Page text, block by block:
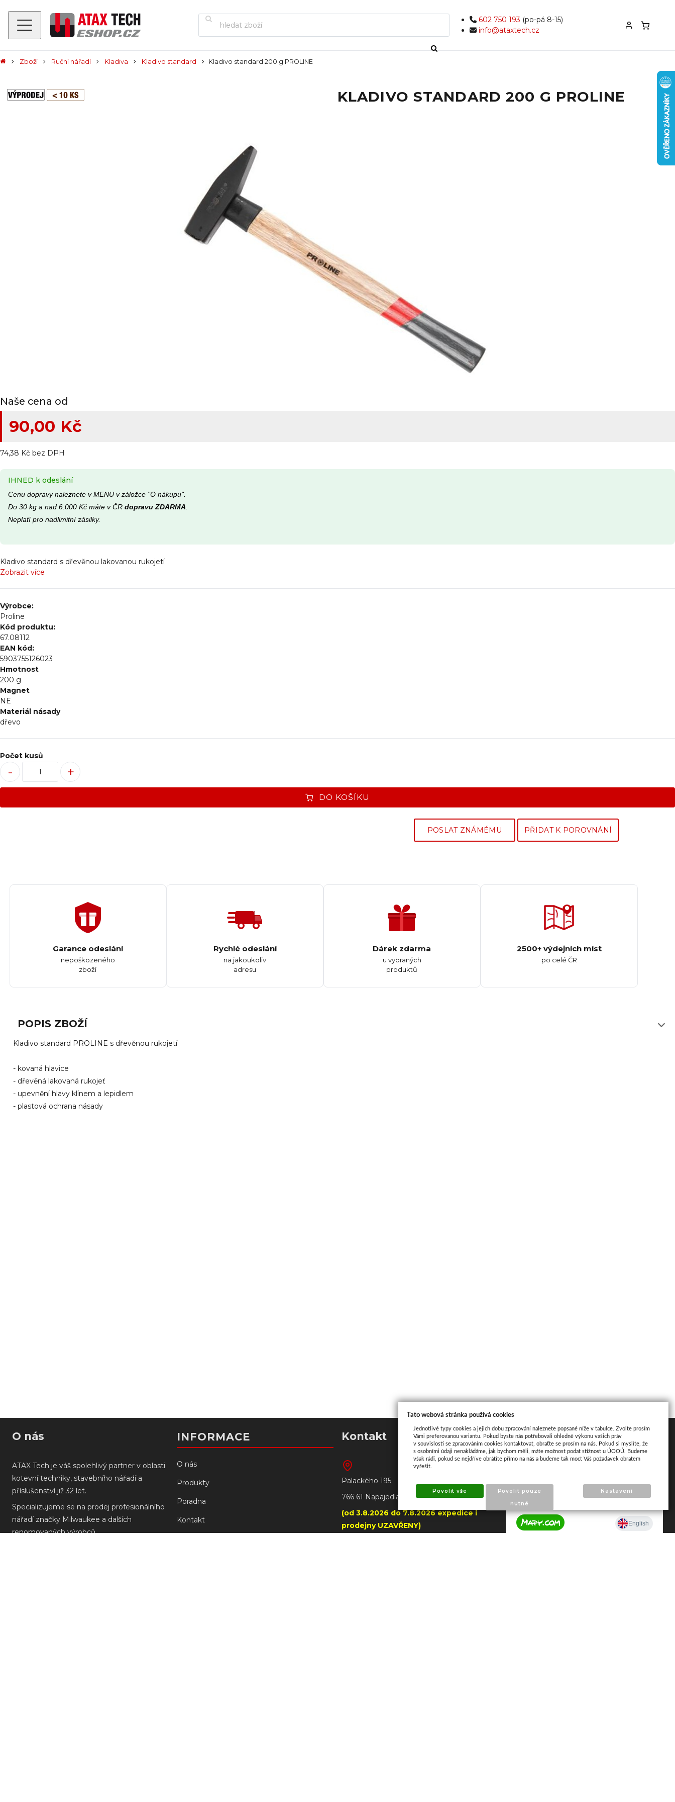
602 750 193 (po-pá 8-15)
info@ataxtech.cz
Zboží Ruční nářadí Kladiva Kladivo standard Kladivo standard 200 g PROLINE
KLADIVO STANDARD 200 G PROLINE
Naše cena od
90,00 Kč
74,38 Kč bez DPH
IHNED k odeslání
Cenu dopravy naleznete v MENU v záložce "O nákupu".
Do 30 kg a nad 6.000 Kč máte v ČR dopravu ZDARMA
Neplatí pro nadlimitní zásilky.
Kladivo standard s dřevěnou lakovanou rukojetí
Zobrazit více
Výrobce:
Proline
Kód produktu:
67.08112
EAN kód:
5903755126023
Hmotnost
200 g
Magnet
NE
Materiál násady
dřevo
DO KOŠÍKU
Počet kusů
+
-
POSLAT ZNÁMÉMU PŘIDAT K POROVNÁNÍ
Garance odeslání
nepoškozeného
zboží
Rychlé odeslání
na jakoukoliv
adresu
Dárek zdarma
u vybraných
produktů
2500+ výdejních míst
po celé ČR
POPIS ZBOŽÍ
Kladivo standard PROLINE s dřevěnou rukojetí
- kovaná hlavice
- dřevěná lakovaná rukojeť
- upevnění hlavy klínem a lepidlem
- plastová ochrana násady
O nás
ATAX Tech je váš spolehlivý partner v oblasti
kotevní techniky, stavebního nářadí a
příslušenství již 32 let.
Specializujeme se na prodej profesionálního
nářadí značky Milwaukee a dalších
renomovaných výrobců.
INFORMACE
O nás
Produkty
Poradna
Kontakt
Kontakt
Palackého 195
766 61 Napajedla
(od 3.8.2026 do 7.8.2026 expedice i
prodejny UZAVŘENY)
Mapa
Tato webová stránka používá cookies
Jednotlivé typy cookies a jejich dobu zpracování naleznete popsané níže v tabulce. Zvolte prosím
Vámi preferovanou variantu. Pokud byste nás potřebovali ohledně výkonu vašich práv
v souvislosti se zpracováním cookies kontaktovat, obraťte se prosím na nás. Pokud si myslíte, že
s osobními údaji nenakládáme, jak bychom měli, máte možnost podat stížnost u ÚOOÚ. Budeme
však rádi, pokud se nejdříve obrátíte přímo na nás a budeme tak moct Váš požadavek obratem
vyřešit.
Povolit vše
Povolit pouze
nutné
Nastavení